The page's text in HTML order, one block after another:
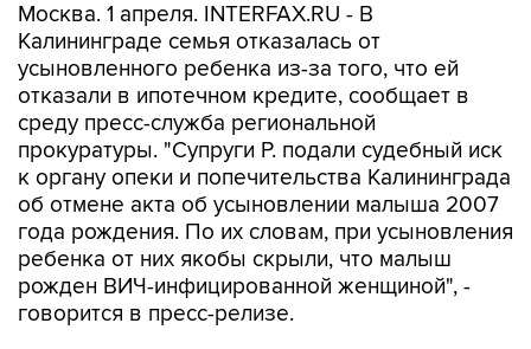
Москва. 1 апреля. INTERFAX.RU - В
Калининграде семья отказалась от
усыновленного ребенка из-за того, что ей
отказали в ипотечном кредите, сообщает в
среду пресс-служба региональной
прокуратуры. "Супруги Р. подали судебный иск
к органу опеки и попечительства Калининграда
об отмене акта об усыновлении малыша 2007
года рождения. По их словам, при усыновления
ребенка от них якобы скрыли, что малыш
рожден ВИЧ-инфицированной женщиной", -
говорится в пресс-релизе.